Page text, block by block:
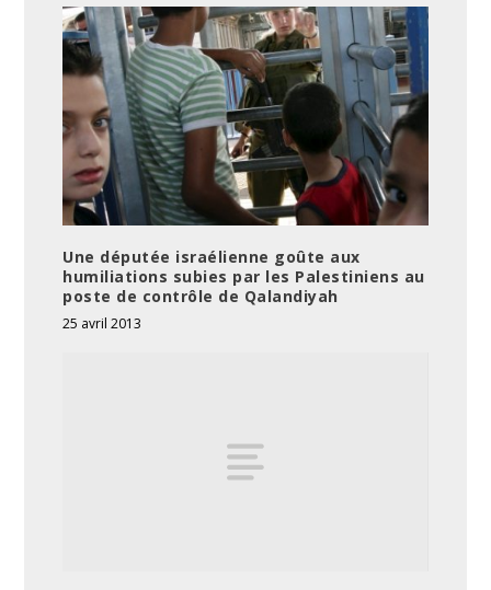
Une députée israélienne goûte aux
humiliations subies par les Palestiniens au
poste de contrôle de Qalandiyah
25 avril 2013